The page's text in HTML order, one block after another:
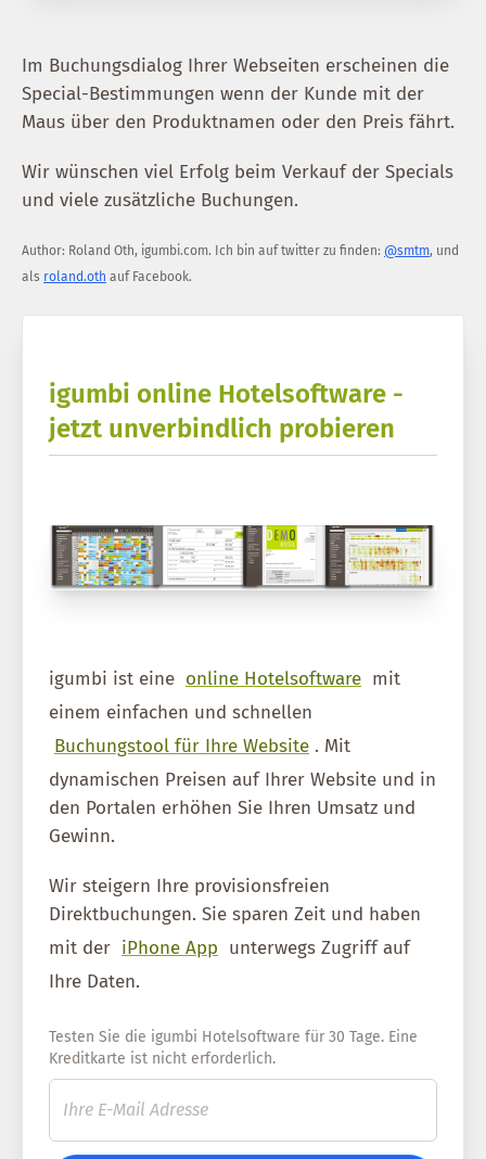
Im Buchungsdialog Ihrer Webseiten erscheinen die
Special-Bestimmungen wenn der Kunde mit der
Maus über den Produktnamen oder den Preis fährt.
Wir wünschen viel Erfolg beim Verkauf der Specials
und viele zusätzliche Buchungen.
Author: Roland Oth, igumbi.com. Ich bin auf twitter zu finden: @smtm, und
als roland.oth auf Facebook.
igumbi online Hotelsoftware -
jetzt unverbindlich probieren
igumbi ist eine online Hotelsoftware mit
einem einfachen und schnellen
Buchungstool für Ihre Website . Mit
dynamischen Preisen auf Ihrer Website und in
den Portalen erhöhen Sie Ihren Umsatz und
Gewinn.
Wir steigern Ihre provisionsfreien
Direktbuchungen. Sie sparen Zeit und haben
mit der iPhone App unterwegs Zugriff auf
Ihre Daten.
Testen Sie die igumbi Hotelsoftware für 30 Tage. Eine
Kreditkarte ist nicht erforderlich.